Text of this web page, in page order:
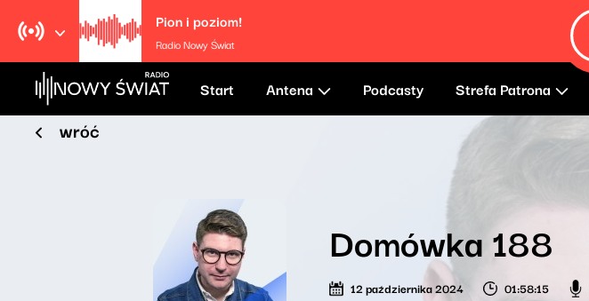
Pion i poziom!
Radio Nowy Świat
Start Antena Podcasty Strefa Patrona
wróć
Domówka 188
12 października 2024 01:58:15